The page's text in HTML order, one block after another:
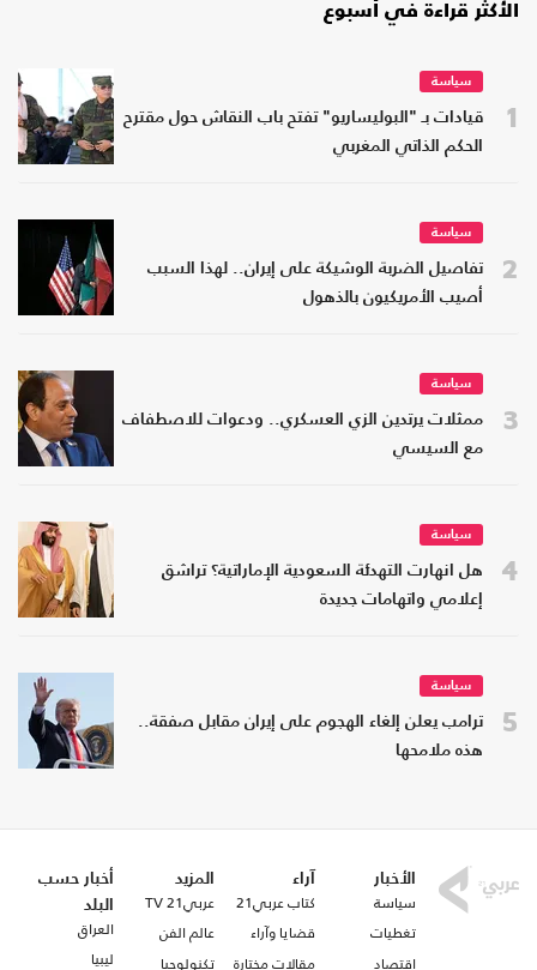
الأكثر قراءة في أسبوع
1
سياسة
قيادات بـ "البوليساريو" تفتح باب النقاش حول مقترح
الحكم الذاتي المغربي
2
سياسة
تفاصيل الضربة الوشيكة على إيران.. لهذا السبب
أصيب الأمريكيون بالذهول
3
سياسة
ممثلات يرتدين الزي العسكري.. ودعوات للاصطفاف
مع السيسي
4
سياسة
هل انهارت التهدئة السعودية الإماراتية؟ تراشق
إعلامي واتهامات جديدة
5
سياسة
ترامب يعلن إلغاء الهجوم على إيران مقابل صفقة..
هذه ملامحها
الأخبار
سياسة
تغطيات
اقتصاد
آراء
كتاب عربي21
قضايا وآراء
مقالات مختارة
المزيد
عربي21 TV
عالم الفن
تكنولوجيا
أخبار حسب
البلد
العراق
ليبيا